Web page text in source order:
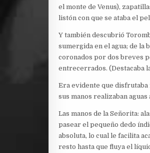
el monte de Venus),
listón con que se ataba el
Y también descubrió
sumergida en el agua; de la
coronados por dos breves
entrecerrados. (Destacaba
Era evidente que disfrutaba
sus manos realizaban
Las manos de la Señorita:
pasear el pequeño dedo
absoluta, lo cual le facilita
resto hasta que fluya el